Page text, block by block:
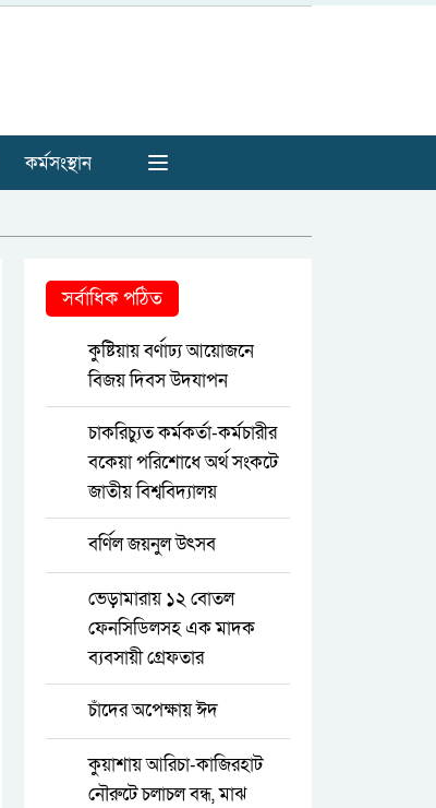
কর্মসংস্থান
সর্বাধিক পঠিত
কুষ্টিয়ায় বর্ণাঢ্য আয়োজনে
বিজয় দিবস উদযাপন
চাকরিচ্যুত কর্মকর্তা-কর্মচারীর
বকেয়া পরিশোধে অর্থ সংকটে
জাতীয় বিশ্ববিদ্যালয়
বর্ণিল জয়নুল উৎসব
ভেড়ামারায় ১২ বোতল
ফেনসিডিলসহ এক মাদক
ব্যবসায়ী গ্রেফতার
চাঁদের অপেক্ষায় ঈদ
কুয়াশায় আরিচা-কাজিরহাট
নৌরুটে চলাচল বন্ধ, মাঝ